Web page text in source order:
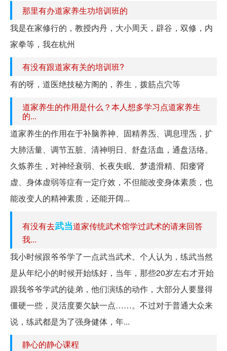
那里有办道家养生功培训班的
我是在家修行的，教授内丹，大小周天，辟谷，双修，内
家拳等，我在杭州
有没有跟道家有关的培训班?
有的呀，道医绝技秘方阁的，养生，拨筋点穴等
道家养生的作用是什么？本人想多学习点道家养生
的...
道家养生的作用在于补脑养神、固精养炁、调息理炁，扩
大肺活量、调节五脏、清神明日、舒盘活血，通盘活络。
久炼养生，对神经衰弱、长夜失眠、梦遗滑精、阳瘘肾
虚、身体虚弱等症有一定疗效，不但能改变身体素质，也
能改变人的精神素质，还能开阔...
有没有去武当道家传统武术馆学过武术的请来回答
我...
我小时候跟爷爷学了一点武当武术。个人认为，练武当然
是从年纪小的时候开始练好，当年，那些20岁左右才开始
跟我爷爷学武的徒弟，他们演练的动作，大部分人要显得
僵硬一些，灵活度要欠缺一点……。不过对于普通大众来
说，练武都是为了强身健体，年...
静心的静心课程